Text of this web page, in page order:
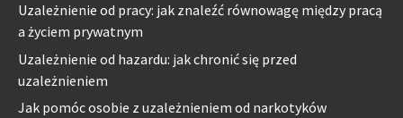
Uzależnienie od pracy: jak znaleźć równowagę między pracą
a życiem prywatnym
Uzależnienie od hazardu: jak chronić się przed
uzależnieniem
Jak pomóc osobie z uzależnieniem od narkotyków